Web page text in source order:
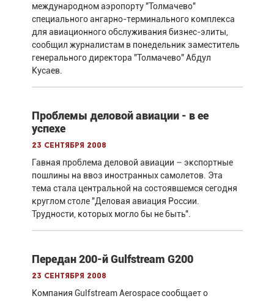
международном аэропорту "Толмачево"
специального ангарно-терминального комплекса
для авиационного обслуживания бизнес-элиты,
сообщил журналистам в понедельник заместитель
генерального директора "Толмачево" Абдул
Кусаев.
Проблемы деловой авиации - в ее
успехе
23 сентября 2008
Гавная проблема деловой авиации – экспортные
пошлины на ввоз иностранных самолетов. Эта
тема стала центральной на состоявшемся сегодня
круглом столе "Деловая авиация России.
Трудности, которых могло бы не быть".
Передан 200-й Gulfstream G200
23 сентября 2008
Компания Gulfstream Aerospace сообщает о